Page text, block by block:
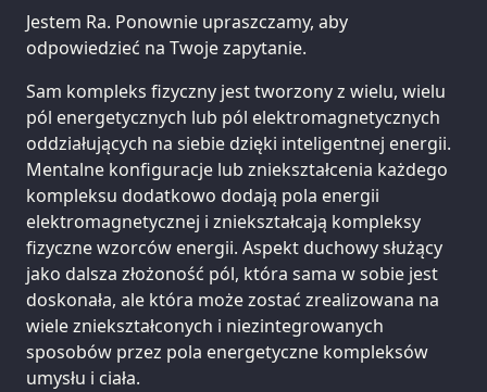
Jestem Ra. Ponownie upraszczamy, aby
odpowiedzieć na Twoje zapytanie.
Sam kompleks fizyczny jest tworzony z wielu, wielu
pól energetycznych lub pól elektromagnetycznych
oddziałujących na siebie dzięki inteligentnej energii.
Mentalne konfiguracje lub zniekształcenia każdego
kompleksu dodatkowo dodają pola energii
elektromagnetycznej i zniekształcają kompleksy
fizyczne wzorców energii. Aspekt duchowy służący
jako dalsza złożoność pól, która sama w sobie jest
doskonała, ale która może zostać zrealizowana na
wiele zniekształconych i niezintegrowanych
sposobów przez pola energetyczne kompleksów
umysłu i ciała.